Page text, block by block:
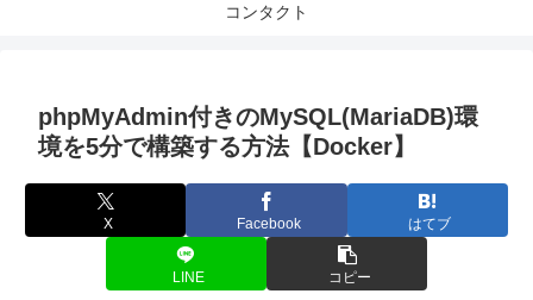
コンタクト
phpMyAdmin付きのMySQL(MariaDB)環
境を5分で構築する方法【Docker】
X Facebook はてブ
LINE コピー